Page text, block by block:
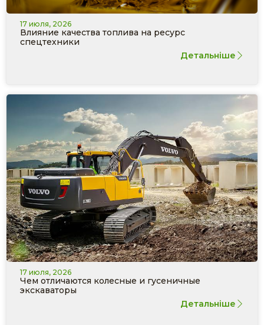
17 июля, 2026
Влияние качества топлива на ресурс
спецтехники
Детальніше
17 июля, 2026
Чем отличаются колесные и гусеничные
экскаваторы
Детальніше